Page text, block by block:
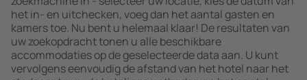
het in- en uitchecken, voeg dan het aantal gasten en
kamers toe. Nu bent u helemaal klaar! De resultaten van
uw zoekopdracht tonen u alle beschikbare
accommodaties op de geselecteerde data aan. U kunt
vervolgens eenvoudig de afstand van het hotel naar het